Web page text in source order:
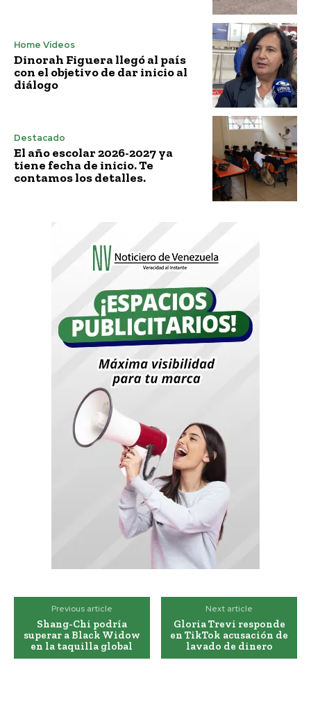
Home Vídeos
Dinorah Figuera llegó al país
con el objetivo de dar inicio al
diálogo
Destacado
El año escolar 2026-2027 ya
tiene fecha de inicio. Te
contamos los detalles.
Previous article
Shang-Chi podría
superar a Black Widow
en la taquilla global
Next article
Gloria Trevi responde
en TikTok acusación de
lavado de dinero